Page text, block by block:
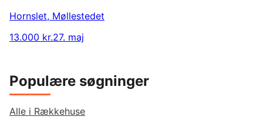
Hornslet, Møllestedet
13.000 kr.27. maj
Populære søgninger
Alle i Rækkehuse